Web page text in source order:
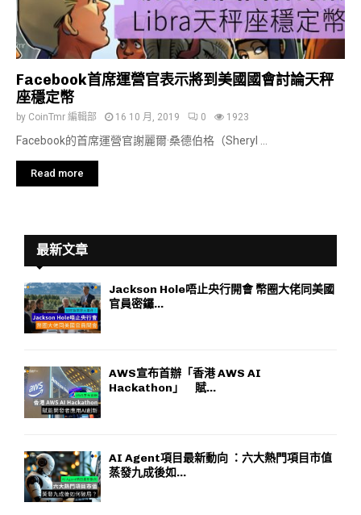
Facebook首席運營官表示將到美國國會討論天秤
座穩定幣
by CoinTmr 編輯部 16 10 月, 2019 0 1923
Facebook的首席運營官謝麗爾·桑德伯格（Sheryl ...
Read more
最新文章
Jackson Hole唔止央行開會 幣圈大佬同美國
官員密鑼...
AWS宣布首辦「香港 AWS AI
Hackathon」 賦...
AI Agent項目最新動向 ：六大熱門項目市值
蒸發九成後如...